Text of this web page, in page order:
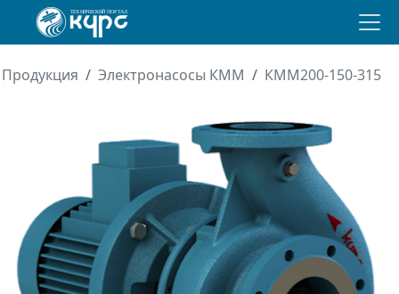
Продукция Электронасосы КММ КММ200-150-315